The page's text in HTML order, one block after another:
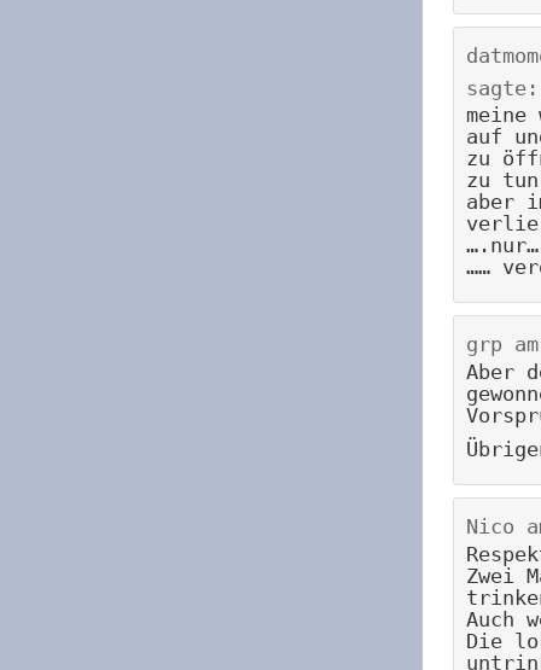
sagte:
auf
zu
zu
aber
……
grp
Aber
Nico
Zwei
Auch
Die